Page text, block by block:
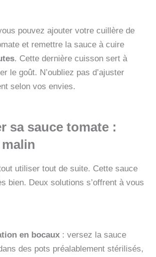
pouvez ajouter votre cuillère de
et remettre la sauce à cuire
. Cette dernière cuisson sert à
le goût. N’oubliez pas d’ajuster
selon vos envies.
sa sauce tomate :
utiliser tout de suite. Cette sauce
bien. Deux solutions s’offrent à vous
en bocaux : versez la sauce
des pots préalablement stérilisés,